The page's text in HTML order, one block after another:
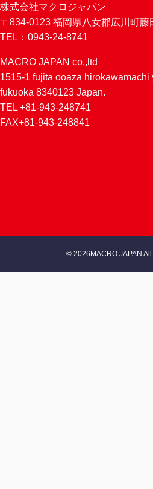
株式会社マクロジャパン
〒834-0123 福岡県八女郡広川町藤
TEL：0943-24-8741
MACRO JAPAN co.,ltd
1515-1 fujita ooaza hirokawamachi
fukuoka 8340123 Japan.
TEL +81-943-248741
FAX+81-943-248841
© 2026MACRO JAPAN